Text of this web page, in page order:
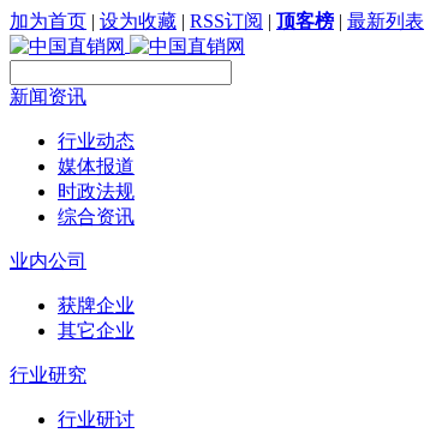
加为首页 | 设为收藏 | RSS订阅 | 顶客榜 | 最新列表
新闻资讯
行业动态
媒体报道
时政法规
综合资讯
业内公司
获牌企业
其它企业
行业研究
行业研讨